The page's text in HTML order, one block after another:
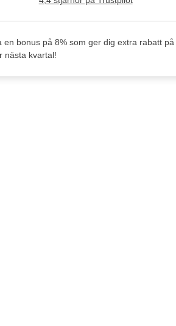
en bonus på 8% som ger dig extra rabatt
nästa kvartal!